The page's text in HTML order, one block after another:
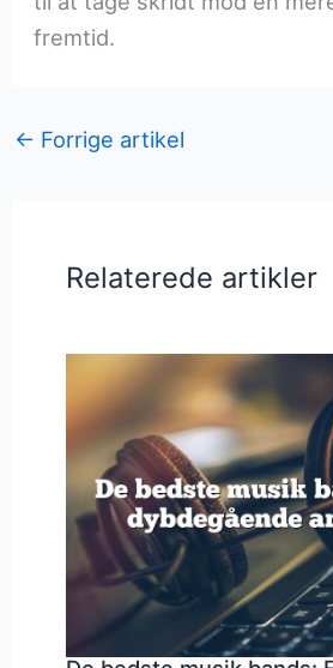
fremtid.
← Forrige artikel
Relaterede artikler